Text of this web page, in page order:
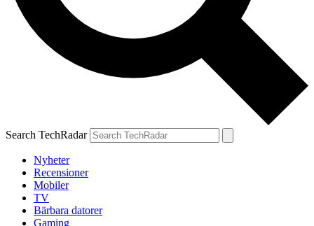
Search TechRadar
Nyheter
Recensioner
Mobiler
TV
Bärbara datorer
Gaming